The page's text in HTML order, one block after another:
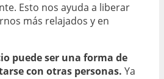
Esto nos ayuda a liberar
más relajados y en
puede ser una forma de
con otras personas. Ya